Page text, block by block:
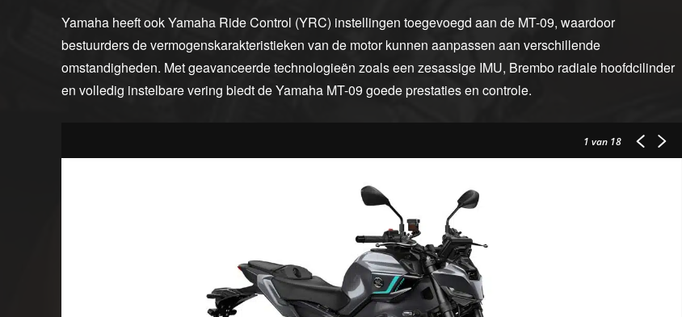
Yamaha heeft ook Yamaha Ride Control (YRC) instellingen toegevoegd aan de MT-09, waardoor
bestuurders de vermogenskarakteristieken van de motor kunnen aanpassen aan verschillende
omstandigheden. Met geavanceerde technologieën zoals een zesassige IMU, Brembo radiale hoofdcilinder
en volledig instelbare vering biedt de Yamaha MT-09 goede prestaties en controle.
1 van 18